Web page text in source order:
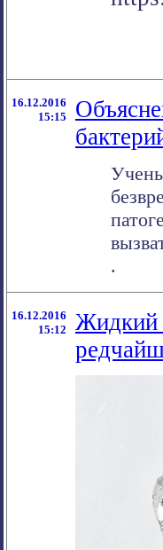
16.12.2016
15:15
.
16.12.2016
15:12
Жидкий